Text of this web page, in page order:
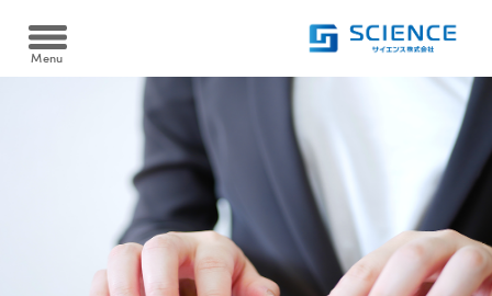
Menu
Heat pump
空冷式同時取出 AWタイプ/空冷式給湯 AHタイプ
水冷式同時取出 WW-Fタイプ
水冷式高温循環 WSRタイプ
水熱源式ブライン冷却・給油同時取出 WHCタイプ
Cooltime24
Filtration device
温浴・ろ過装置